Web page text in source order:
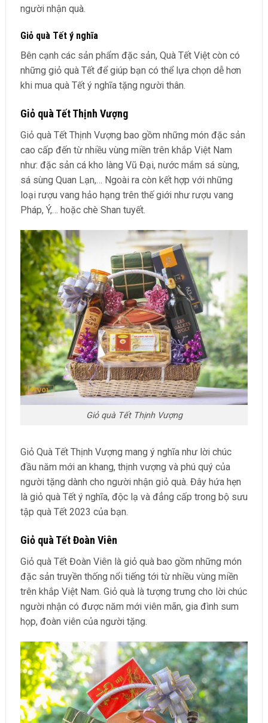
người nhận quà.
Giỏ quà Tết ý nghĩa
Bên cạnh các sản phẩm đặc sản, Quà Tết Việt còn có
những giỏ quà Tết để giúp bạn có thể lựa chọn dễ hơn
khi mua quà Tết ý nghĩa tặng người thân.
Giỏ quà Tết Thịnh Vượng
Giỏ quà Tết Thịnh Vượng bao gồm những món đặc sản
cao cấp đến từ nhiều vùng miền trên khắp Việt Nam
như: đặc sản cá kho làng Vũ Đại, nước mắm sá sùng,
sá sùng Quan Lạn,… Ngoài ra còn kết hợp với những
loại rượu vang hảo hạng trên thế giới như rượu vang
Pháp, Ý,… hoặc chè Shan tuyết.
Giỏ quà Tết Thịnh Vượng
Giỏ Quà Tết Thịnh Vượng mang ý nghĩa như lời chúc
đầu năm mới an khang, thịnh vượng và phú quý của
người tặng dành cho người nhận giỏ quà. Đây hứa hẹn
là giỏ quà Tết ý nghĩa, độc lạ và đẳng cấp trong bộ sưu
tập quà Tết 2023 của bạn.
Giỏ quà Tết Đoàn Viên
Giỏ quà Tết Đoàn Viên là giỏ quà bao gồm những món
đặc sản truyền thống nổi tiếng tới từ nhiều vùng miền
trên khắp Việt Nam. Giỏ quà là tượng trưng cho lời chúc
người nhận có được năm mới viên mãn, gia đình sum
họp, đoàn viên của người tặng.